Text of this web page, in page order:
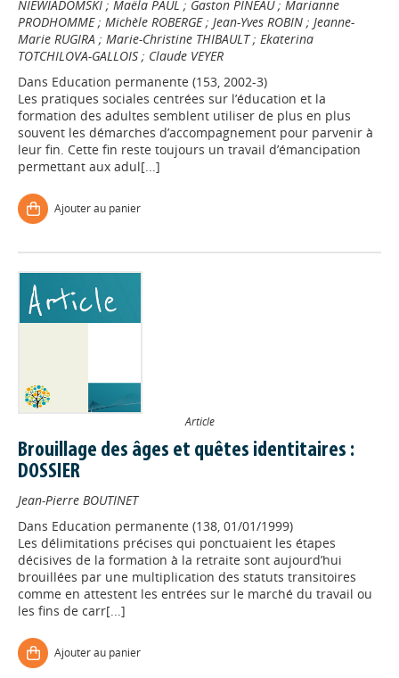
NIEWIADOMSKI ; Maëla PAUL ; Gaston PINEAU; Marianne
PRODHOMME; Michèle ROBERGE; Jean-Yves ROBIN ; Jeanne-
Marie RUGIRA ; Marie-Christine THIBAULT; Ekaterina
TOTCHILOVA-GALLOIS ; Claude VEYER
Dans Education permanente (153, 2002-3)
Les pratiques sociales centrées sur l’éducation et la
formation des adultes semblent utiliser de plus en plus
souvent les démarches d’accompagnement pour parvenir à
leur fin. Cette fin reste toujours un travail d’émancipation
permettant aux adul[...]
Ajouter au panier
Article
Brouillage des âges et quêtes identitaires :
DOSSIER
Jean-Pierre BOUTINET
Dans Education permanente (138, 01/01/1999)
Les délimitations précises qui ponctuaient les étapes
décisives de la formation à la retraite sont aujourd’hui
brouillées par une multiplication des statuts transitoires
comme en attestent les entrées sur le marché du travail ou
les fins de carr[...]
Ajouter au panier